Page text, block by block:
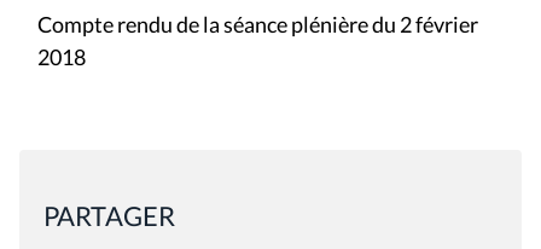
Compte rendu de la séance plénière du 2 février
2018
PARTAGER